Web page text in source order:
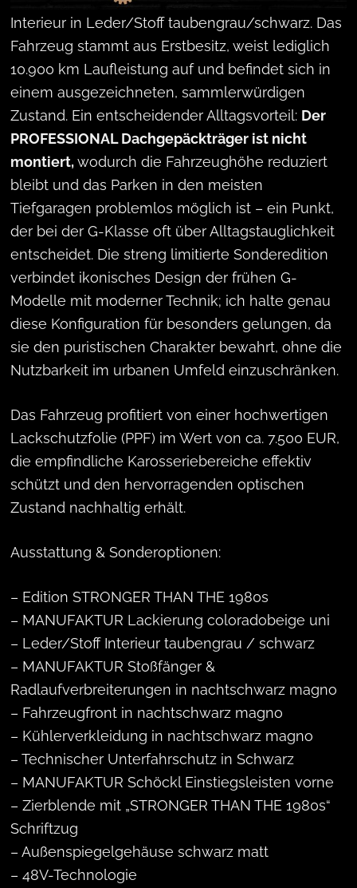
Interieur in Leder/Stoff taubengrau/schwarz. Das
Fahrzeug stammt aus Erstbesitz, weist lediglich
10.900 km Laufleistung auf und befindet sich in
einem ausgezeichneten, sammlerwürdigen
Zustand. Ein entscheidender Alltagsvorteil: Der
PROFESSIONAL Dachgepäckträger ist nicht
montiert,wodurch die Fahrzeughöhe reduziert
bleibt und das Parken in den meisten
Tiefgaragen problemlos möglich ist – ein Punkt,
der bei der G-Klasse oft über Alltagstauglichkeit
entscheidet. Die streng limitierte Sonderedition
verbindet ikonisches Design der frühen G-
Modelle mit moderner Technik; ich halte genau
diese Konfiguration für besonders gelungen, da
sie den puristischen Charakter bewahrt, ohne die
Nutzbarkeit im urbanen Umfeld einzuschränken.
Das Fahrzeug profitiert von einer hochwertigen
Lackschutzfolie (PPF) im Wert von ca. 7.500 EUR,
die empfindliche Karosseriebereiche effektiv
schützt und den hervorragenden optischen
Zustand nachhaltig erhält.
Ausstattung & Sonderoptionen:
– Edition STRONGER THAN THE 1980s
– MANUFAKTUR Lackierung coloradobeige uni
– Leder/Stoff Interieur taubengrau / schwarz
– MANUFAKTUR Stoßfänger &
Radlaufverbreiterungen in nachtschwarz magno
– Fahrzeugfront in nachtschwarz magno
– Kühlerverkleidung in nachtschwarz magno
– Technischer Unterfahrschutz in Schwarz
– MANUFAKTUR Schöckl Einstiegsleisten vorne
– Zierblende mit „STRONGER THAN THE 1980s“
Schriftzug
– Außenspiegelgehäuse schwarz matt
– 48V-Technologie